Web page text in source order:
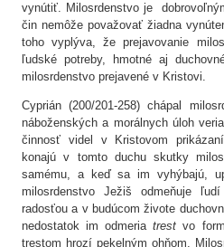
vynútiť. Milosrdenstvo je
čin nemôže považovať žiadna
toho vyplýva, že prejavovanie
ľudské potreby, hmotné aj
milosrdenstvo prejavené v Kristovi.
Cyprián (200/201-258) chápal
náboženských a morálnych úloh
činnosť videl v Kristovom
konajú v tomto duchu skutky
samému, a keď sa im vyhýbajú,
milosrdenstvo Ježiš odmeňuje
radosťou a v budúcom živote
nedostatok im odmeriatrestvo
trestom hrozí pekelným ohňom.